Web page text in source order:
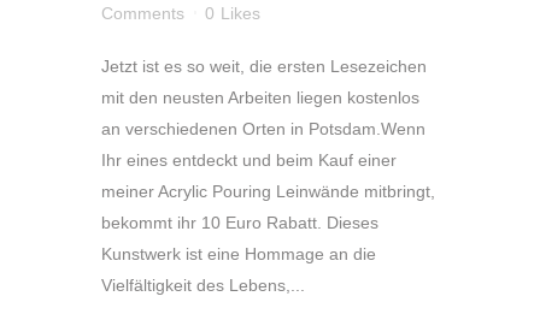
Comments
0 Likes
Jetzt ist es so weit, die ersten Lesezeichen
mit den neusten Arbeiten liegen kostenlos
an verschiedenen Orten in Potsdam.Wenn
Ihr eines entdeckt und beim Kauf einer
meiner Acrylic Pouring Leinwände mitbringt,
bekommt ihr 10 Euro Rabatt. Dieses
Kunstwerk ist eine Hommage an die
Vielfältigkeit des Lebens,...